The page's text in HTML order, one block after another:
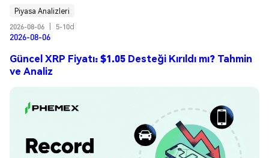
Piyasa Analizleri
2026-08-06
5-10d
2026-08-06
Güncel XRP Fiyatı: $1.05 Desteği Kırıldı mı? Tahmin
ve Analiz